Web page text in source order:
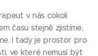
v nás cokoli
času stejně zjistíme,
I tady je prostor pro
ve které nemusí být